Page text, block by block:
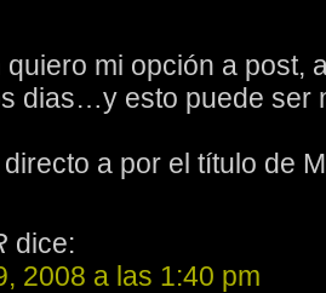
quiero mi opción a post,
dias…y esto puede ser
a por el título de
dice:
2008 a las 1:40 pm